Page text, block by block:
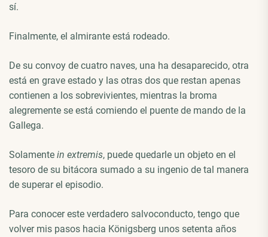
sí.
Finalmente, el almirante está rodeado.
De su convoy de cuatro naves, una ha desaparecido, otra
está en grave estado y las otras dos que restan apenas
contienen a los sobrevivientes, mientras la broma
alegremente se está comiendo el puente de mando de la
Gallega.
Solamente in extremis, puede quedarle un objeto en el
tesoro de su bitácora sumado a su ingenio de tal manera
de superar el episodio.
Para conocer este verdadero salvoconducto, tengo que
volver mis pasos hacia Königsberg unos setenta años